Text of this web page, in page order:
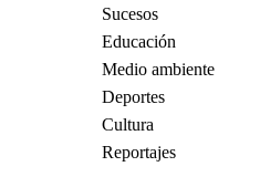
Sucesos
Educación
Medio ambiente
Deportes
Cultura
Reportajes